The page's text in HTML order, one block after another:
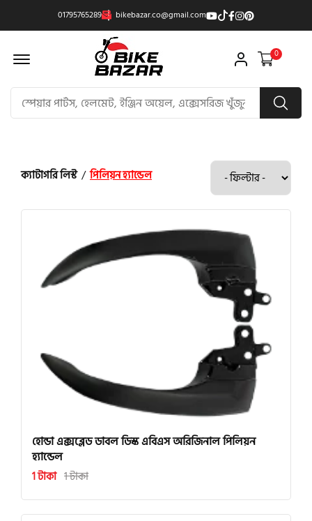
01795765289 bikebazar.co@gmail.com
Offcanvas Menu Open 0
ক্যাটাগরি লিস্ট/পিলিয়ন হ্যান্ডেল
হোন্ডা এক্সব্লেড ডাবল ডিস্ক এবিএস অরিজিনাল পিলিয়ন
হ্যান্ডেল
1 টাকা 1 টাকা